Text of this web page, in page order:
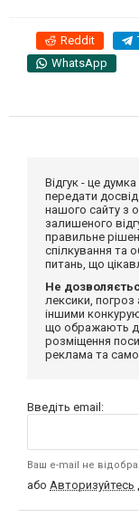
Reddit
WhatsApp
Відгук - це
передати
нашого сайту з
залишеного
правильне
спілкування та
питань, що
Не
лексики, погроз
іншими
що ображають
розміщення
реклама та
Введіть email:
Ваш e-mail не
або Авторизуйтесь